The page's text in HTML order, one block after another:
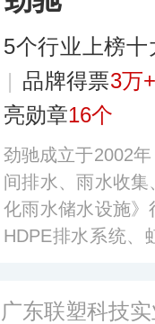
统、暖通管道系
系统等细分领域。
5个行业上榜十
| 品牌得票3万
亮勋章16个
劲驰成立于2002
间排水、雨水收
化雨水储水设施
HDPE排水系统、
车站、机场、地
广东联塑科技